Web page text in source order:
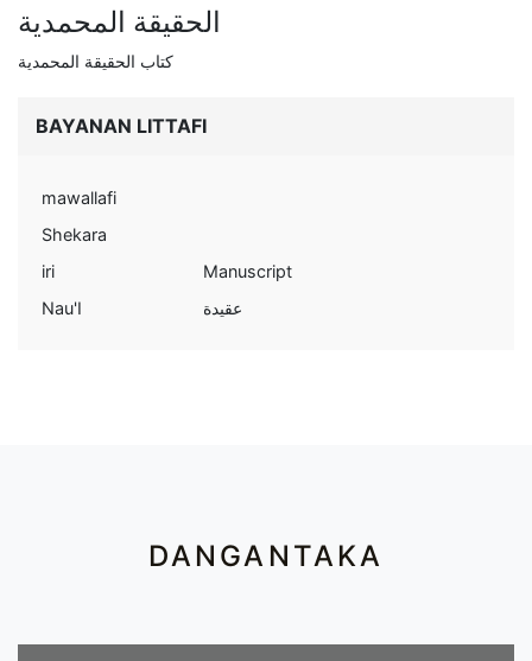
الحقيقة المحمدية
كتاب الحقيقة المحمدية
BAYANAN LITTAFI
mawallafi
Shekara
iri
Manuscript
Nau'I
عقيدة
DANGANTAKA